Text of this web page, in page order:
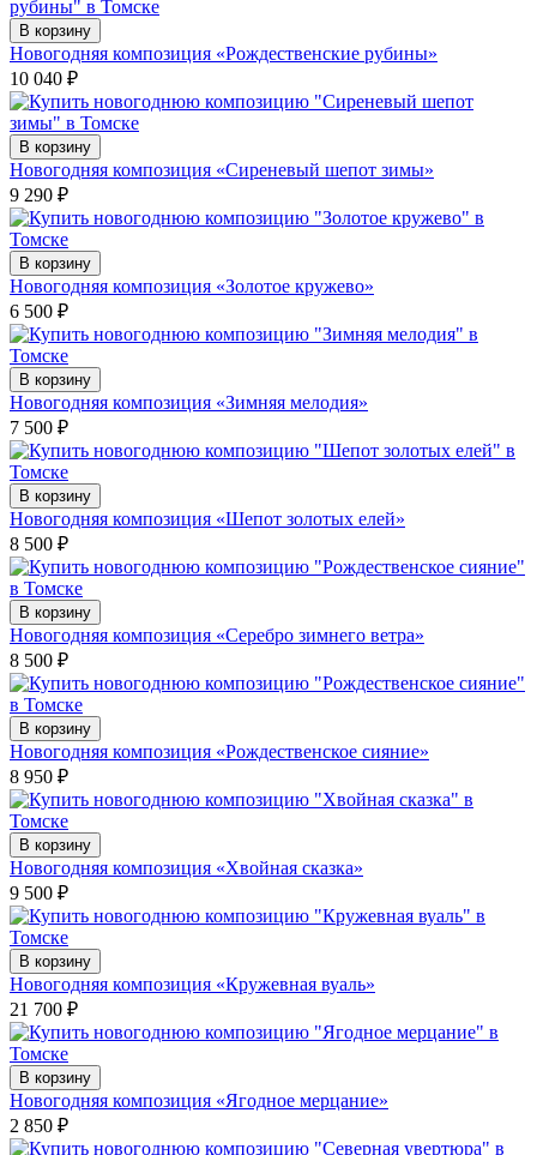
В корзину
Новогодняя композиция «Рождественские рубины»
10 040 ₽
В корзину
Новогодняя композиция «Сиреневый шепот зимы»
9 290 ₽
В корзину
Новогодняя композиция «Золотое кружево»
6 500 ₽
В корзину
Новогодняя композиция «Зимняя мелодия»
7 500 ₽
В корзину
Новогодняя композиция «Шепот золотых елей»
8 500 ₽
В корзину
Новогодняя композиция «Серебро зимнего ветра»
8 500 ₽
В корзину
Новогодняя композиция «Рождественское сияние»
8 950 ₽
В корзину
Новогодняя композиция «Хвойная сказка»
9 500 ₽
В корзину
Новогодняя композиция «Кружевная вуаль»
21 700 ₽
В корзину
Новогодняя композиция «Ягодное мерцание»
2 850 ₽